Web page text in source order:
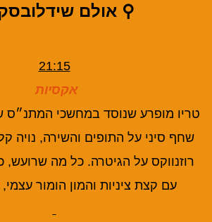
⚲ אולם
21:15
אקסיות
טריו מופרע שנוסד במחשכי המתנ״ס
שחף סיני על התופים והשירה, נויה
רוזנווקס על הגיטרה. כל מה
עם קצת ציניות והמון הומור